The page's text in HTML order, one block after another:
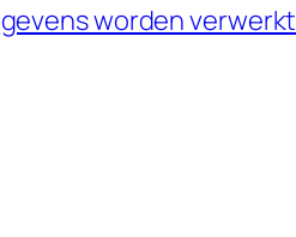
worden verwerkt